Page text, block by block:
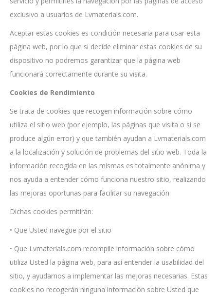
exclusivo a usuarios de Lvmaterials.com.
Aceptar estas cookies es condición necesaria para usar esta
página web, por lo que si decide eliminar estas cookies de su
dispositivo no podremos garantizar que la página web
funcionará correctamente durante su visita.
Cookies de Rendimiento
Se trata de cookies que recogen información sobre cómo
utiliza el sitio web (por ejemplo, las páginas que visita o si se
produce algún error) y que también ayudan a Lvmaterials.com
a la localización y solución de problemas del sitio web. Toda la
información recogida en las mismas es totalmente anónima y
nos ayuda a entender cómo funciona nuestro sitio, realizando
las mejoras oportunas para facilitar su navegación.
Dichas cookies permitirán:
• Que Usted navegue por el sitio
• Que Lvmaterials.com recompile información sobre cómo
utiliza Usted la página web, para así entender la usabilidad del
sitio, y ayudarnos a implementar las mejoras necesarias. Estas
cookies no recogerán ninguna información sobre Usted que